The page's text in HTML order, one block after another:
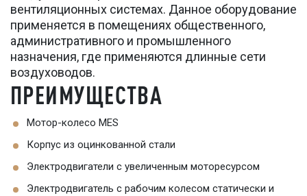
вентиляционных системах. Данное оборудование
применяется в помещениях общественного,
административного и промышленного
назначения, где применяются длинные сети
воздуховодов.
ПРЕИМУЩЕСТВА
Мотор-колесо MES
Корпус из оцинкованной стали
Электродвигатели с увеличенным моторесурсом
Электродвигатель с рабочим колесом статически и